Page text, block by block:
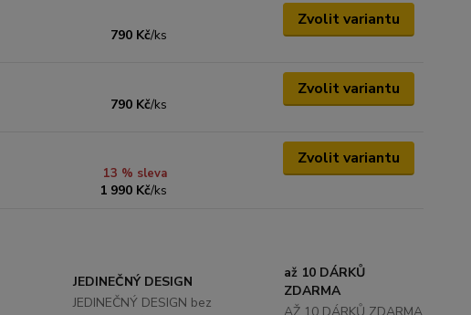
790 Kč/ks
Zvolit variantu
790 Kč/ks
Zvolit variantu
13 % sleva
1 990 Kč/ks
Zvolit variantu
JEDINEČNÝ DESIGN
JEDINEČNÝ DESIGN bez
až 10 DÁRKŮ
ZDARMA